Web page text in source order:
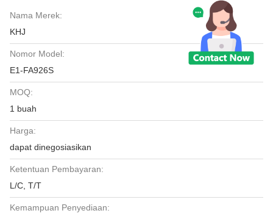
Nama Merek:
KHJ
Nomor Model:
E1-FA926S
MOQ:
1 buah
Harga:
dapat dinegosiasikan
Ketentuan Pembayaran:
L/C, T/T
Kemampuan Penyediaan: